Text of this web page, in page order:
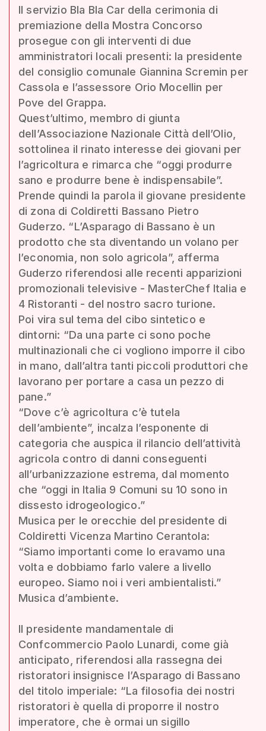
Il servizio Bla Bla Car della cerimonia di
premiazione della Mostra Concorso
prosegue con gli interventi di due
amministratori locali presenti: la presidente
del consiglio comunale Giannina Scremin per
Cassola e l’assessore Orio Mocellin per
Pove del Grappa.
Quest’ultimo, membro di giunta
dell’Associazione Nazionale Città dell’Olio,
sottolinea il rinato interesse dei giovani per
l’agricoltura e rimarca che “oggi produrre
sano e produrre bene è indispensabile”.
Prende quindi la parola il giovane presidente
di zona di Coldiretti Bassano Pietro
Guderzo. “L’Asparago di Bassano è un
prodotto che sta diventando un volano per
l’economia, non solo agricola”, afferma
Guderzo riferendosi alle recenti apparizioni
promozionali televisive - MasterChef Italia e
4 Ristoranti - del nostro sacro turione.
Poi vira sul tema del cibo sintetico e
dintorni: “Da una parte ci sono poche
multinazionali che ci vogliono imporre il cibo
in mano, dall’altra tanti piccoli produttori che
lavorano per portare a casa un pezzo di
pane.”
“Dove c’è agricoltura c’è tutela
dell’ambiente”, incalza l’esponente di
categoria che auspica il rilancio dell’attività
agricola contro di danni conseguenti
all’urbanizzazione estrema, dal momento
che “oggi in Italia 9 Comuni su 10 sono in
dissesto idrogeologico.”
Musica per le orecchie del presidente di
Coldiretti Vicenza Martino Cerantola:
“Siamo importanti come lo eravamo una
volta e dobbiamo farlo valere a livello
europeo. Siamo noi i veri ambientalisti.”
Musica d’ambiente.
Il presidente mandamentale di
Confcommercio Paolo Lunardi, come già
anticipato, riferendosi alla rassegna dei
ristoratori insignisce l’Asparago di Bassano
del titolo imperiale: “La filosofia dei nostri
ristoratori è quella di proporre il nostro
imperatore, che è ormai un sigillo